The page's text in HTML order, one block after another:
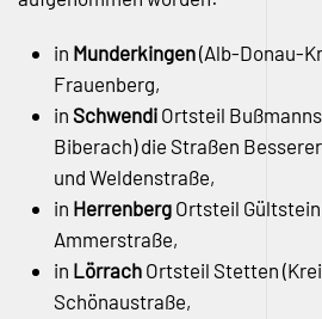
in Munderkingen(Alb-Donau-
Frauenberg,
in Schwendi Ortsteil
Biberach) die Straßen
und Weldenstraße,
in Herrenberg Ortsteil
Ammerstraße,
in Lörrach Ortsteil Stetten
Schönaustraße,